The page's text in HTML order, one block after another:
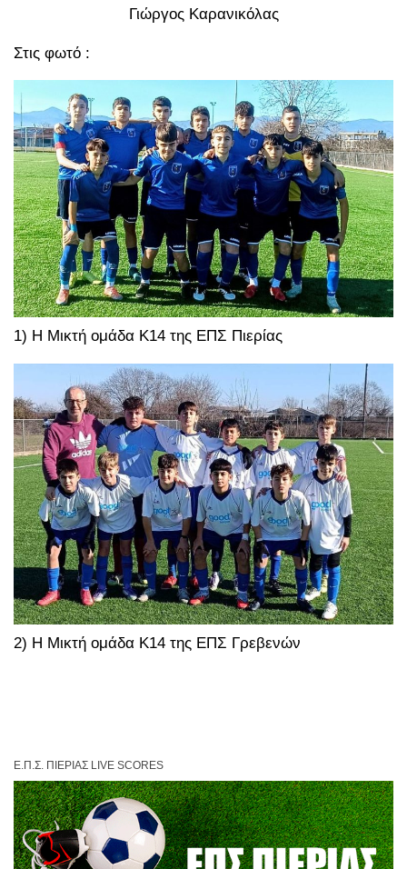
Γιώργος Καρανικόλας
Στις φωτό :
1) Η Μικτή ομάδα Κ14 της ΕΠΣ Πιερίας
2) Η Μικτή ομάδα Κ14 της ΕΠΣ Γρεβενών
Ε.Π.Σ. ΠΙΕΡΊΑΣ LIVE SCORES